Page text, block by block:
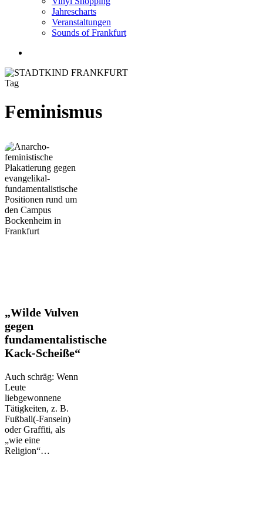
Jahrescharts
Veranstaltungen
Sounds of Frankfurt
Tag
Feminismus
„Wilde
Vulven
gegen
fundamentalistische
Kack-
„Wilde Vulven
gegen
fundamentalistische
Kack-Scheiße“
Auch schräg: Wenn
Leute
liebgewonnene
Tätigkeiten, z. B.
Fußball(-Fansein)
oder Graffiti, als
„wie eine
Religion“…